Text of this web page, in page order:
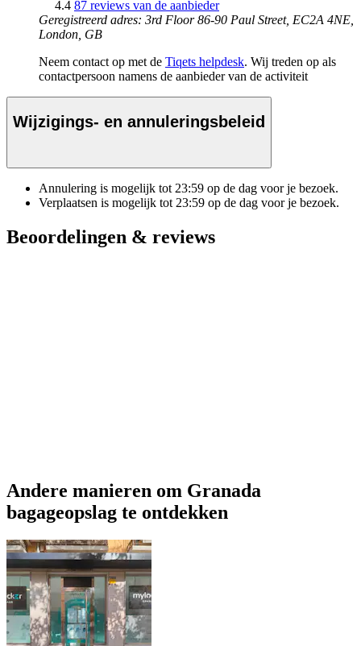
4.4 87 reviews van de aanbieder
Geregistreerd adres: 3rd Floor 86-90 Paul Street, EC2A 4NE,
London, GB
Neem contact op met de Tiqets helpdesk. Wij treden op als
contactpersoon namens de aanbieder van de activiteit
Wijzigings- en annuleringsbeleid
Annulering is mogelijk tot 23:59 op de dag voor je bezoek.
Verplaatsen is mogelijk tot 23:59 op de dag voor je bezoek.
Beoordelingen & reviews
Andere manieren om Granada
bagageopslag te ontdekken